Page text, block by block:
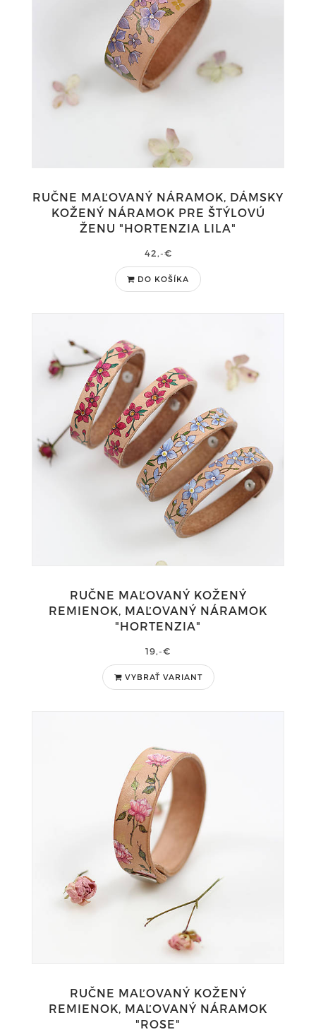
RUČNE MAĽOVANÝ NÁRAMOK, DÁMSKY
KOŽENÝ NÁRAMOK PRE ŠTÝLOVÚ
ŽENU "HORTENZIA LILA"
42,-€
DO KOŠÍKA
RUČNE MAĽOVANÝ KOŽENÝ
REMIENOK, MAĽOVANÝ NÁRAMOK
"HORTENZIA"
19,-€
VYBRAŤ VARIANT
RUČNE MAĽOVANÝ KOŽENÝ
REMIENOK, MAĽOVANÝ NÁRAMOK
"ROSE"